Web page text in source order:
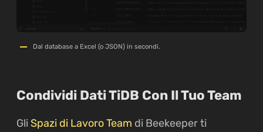
Dal database a Excel (o JSON) in secondi.
Condividi Dati TiDB Con Il Tuo Team
Gli Spazi di Lavoro Team di Beekeeper ti